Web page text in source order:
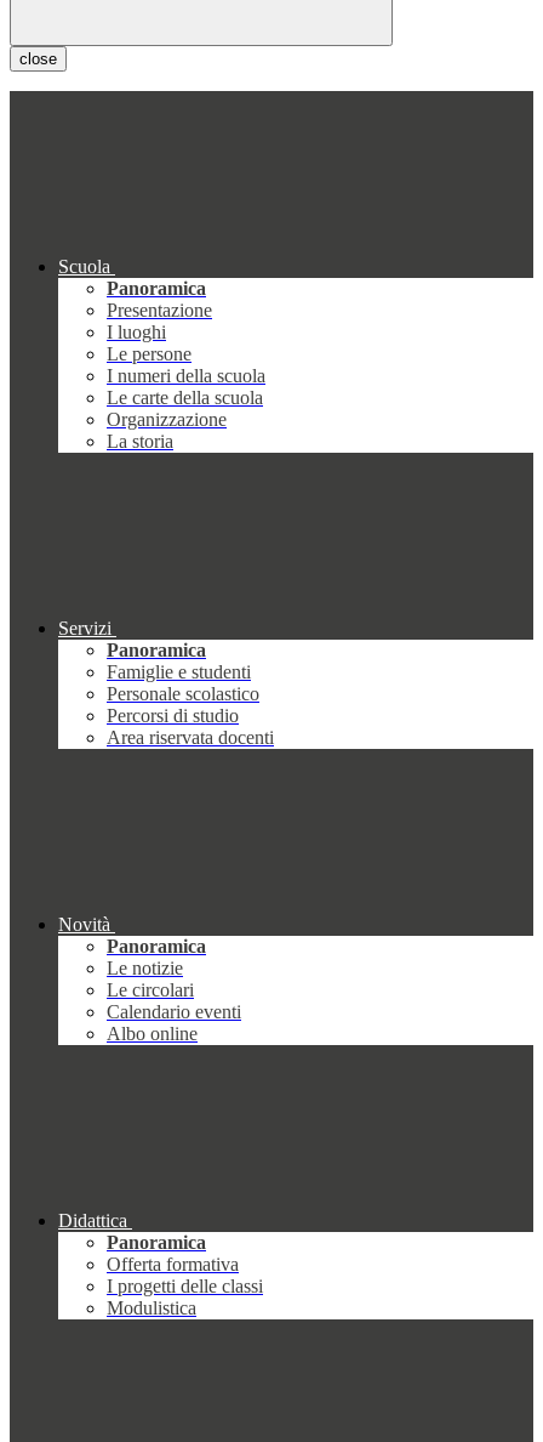
close
Scuola
Panoramica
Presentazione
I luoghi
Le persone
I numeri della scuola
Le carte della scuola
Organizzazione
La storia
Servizi
Panoramica
Famiglie e studenti
Personale scolastico
Percorsi di studio
Area riservata docenti
Novità
Panoramica
Le notizie
Le circolari
Calendario eventi
Albo online
Didattica
Panoramica
Offerta formativa
I progetti delle classi
Modulistica